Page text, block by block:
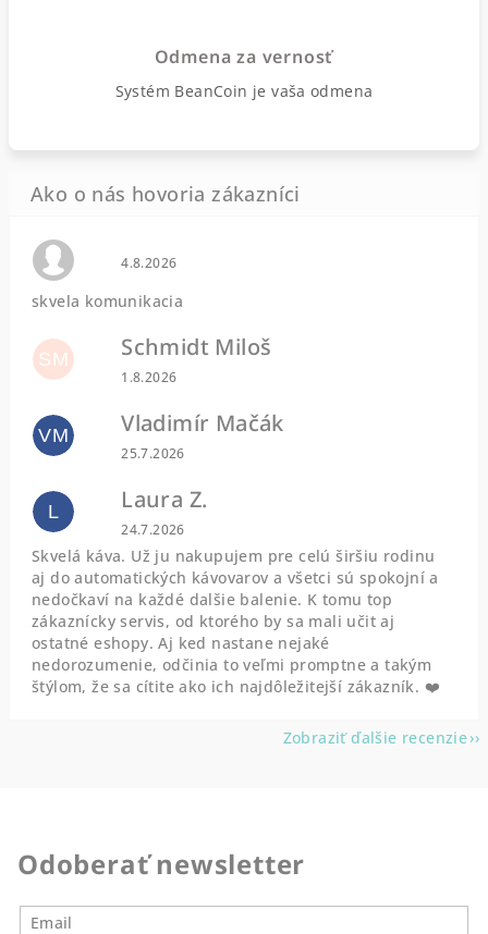
Odmena za vernosť
Systém BeanCoin je vaša odmena
Hodnotenie obchodu je 0 z 5 hviezdičiek.
4.8.2026
skvela komunikacia
SM Schmidt Miloš
Hodnotenie obchodu je 5 z 5 hviezdičiek.
1.8.2026
VM Vladimír Mačák
Hodnotenie obchodu je 5 z 5 hviezdičiek.
25.7.2026
L Laura Z.
Hodnotenie obchodu je 5 z 5 hviezdičiek.
24.7.2026
Skvelá káva. Už ju nakupujem pre celú širšiu rodinu
aj do automatických kávovarov a všetci sú spokojní a
nedočkaví na každé dalšie balenie. K tomu top
zákaznícky servis, od ktorého by sa mali učit aj
ostatné eshopy. Aj ked nastane nejaké
nedorozumenie, odčinia to veľmi promptne a takým
štýlom, že sa cítite ako ich najdôležitejší zákazník. ❤️
Zobraziť ďalšie recenzie
Odoberať newsletter
Email